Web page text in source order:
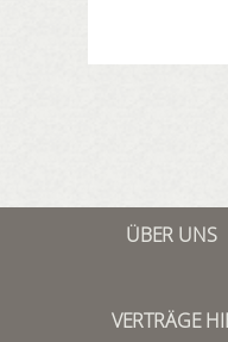
ÜBER UNS
VERTRÄGE